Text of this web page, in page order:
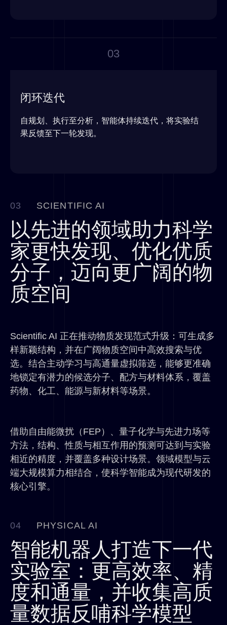
03
闭环迭代
自规划、执行至分析，智能体持续迭代，将实验结
果反馈至下一轮发现。
03 SCIENTIFIC AI
以先进的领域助力科学
家更快发现、优化优质
分子，迈向更广阔的物
质空间
Scientific AI 正在推动物质发现范式升级：可生成多
样新颖结构，并在广阔物质空间中高效搜索与优
选。结合主动学习与高通量虚拟筛选，能够更准确
地锁定有潜力的候选分子、配方与材料体系，覆盖
药物、化工、能源与新材料等场景。
借助自由能微扰 （ FEP ）、量子化学与先进力场等
方法，结构、性质与相互作用的预测可达到与实验
相近的精度，并覆盖多种设计场景。领域模型与云
端大规模算力相结合，使科学智能成为现代研发的
核心引擎。
04 PHYSICAL AI
智能机器人打造下一代
实验室：更高效率、精
度和通量，并收集高质
量数据反哺科学模型